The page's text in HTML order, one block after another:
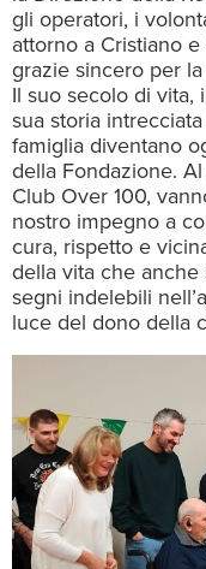
gli operatori, i
attorno a Cristiano
grazie sincero per
Il suo secolo di vita,
sua storia
famiglia diventano
della Fondazione.
Club Over 100,
nostro impegno a
cura, rispetto e
della vita che
segni indelebili
luce del dono della